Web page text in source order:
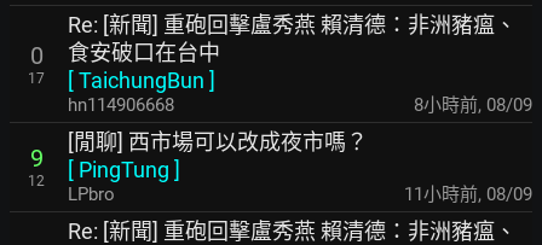
0
17
Re: [新聞] 重砲回擊盧秀燕 賴清德：非洲豬瘟、
食安破口在台中
[TaichungBun ]
hn114906668 8小時前, 08/09
9
12
[閒聊] 西市場可以改成夜市嗎？
[ PingTung ]
LPbro 11小時前, 08/09
Re: [新聞] 重砲回擊盧秀燕 賴清德：非洲豬瘟、